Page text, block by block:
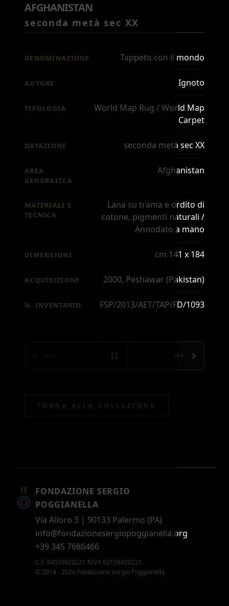
AFGHANISTAN
seconda metà sec XX
DENOMINAZIONE Tappeto con il mondo
AUTORE Ignoto
TIPOLOGIA
World Map Rug / World Map
Carpet
DATAZIONE seconda metà sec XX
AREA
GEOGRAFICA
Afghanistan
MATERIALI E
TECNICA
Lana su trama e ordito di
cotone, pigmenti naturali /
Annodato a mano
DIMENSIONI cm 141 x 184
ACQUISIZIONE 2000, Peshawar (Pakistan)
N. INVENTARIO FSP/2013/AET/TAP/FD/1093
SUCC.
TORNA ALLA COLLEZIONE
FONDAZIONE SERGIO
POGGIANELLA
Via Alloro 3 | 90133 Palermo (PA)
info@fondazionesergiopoggianella.org
+39 345 7686466
C.F. 94039920221 P.IVA 02158420221
© 2014 - 2026 Fondazione Sergio Poggianella